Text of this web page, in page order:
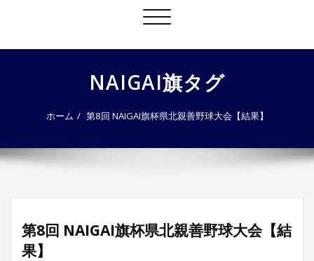
ナ
ゲ
シ
ョ
を
NAIGAI旗タグ
ホーム 第8回 NAIGAI旗杯県北親善野球大会【結果】
第8回 NAIGAI旗杯県北親善野球大会【結
果】